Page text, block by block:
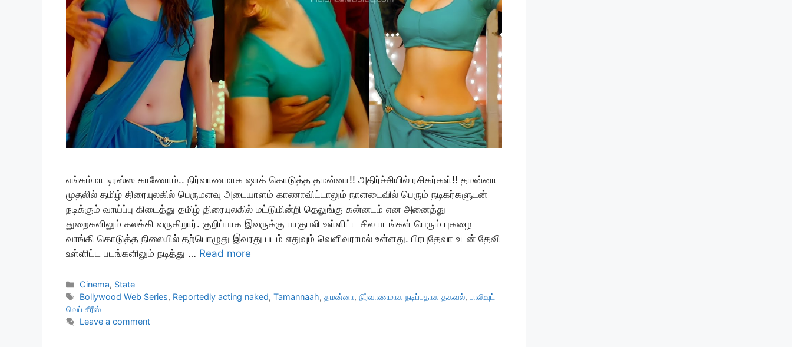
எங்கம்மா டிரஸ்ஸ காணோம்.. நிர்வாணமாக ஷாக் கொடுத்த தமன்னா!! அதிர்ச்சியில் ரசிகர்கள்!! தமன்னா
முதலில் தமிழ் திரையுலகில் பெருமளவு அடையாளம் காணாவிட்டாலும் நாளடைவில் பெரும் நடிகர்களுடன்
நடிக்கும் வாய்ப்பு கிடைத்து தமிழ் திரையுலகில் மட்டுமின்றி தெலுங்கு கன்னடம் என அனைத்து
துறைகளிலும் கலக்கி வருகிறார். குறிப்பாக இவருக்கு பாகுபலி உள்ளிட்ட சில படங்கள் பெரும் புகழை
வாங்கி கொடுத்த நிலையில் தற்பொழுது இவரது படம் எதுவும் வெளிவராமல் உள்ளது. பிரபுதேவா உடன் தேவி
உள்ளிட்ட படங்களிலும் நடித்து … Read more
Categories
Cinema, State
Tags
Bollywood Web Series, Reportedly acting naked,Tamannaah,தமன்னா,நிர்வாணமாக நடிப்பதாக தகவல்,பாலிவுட்
வெப் சீரீஸ்
Leave a comment